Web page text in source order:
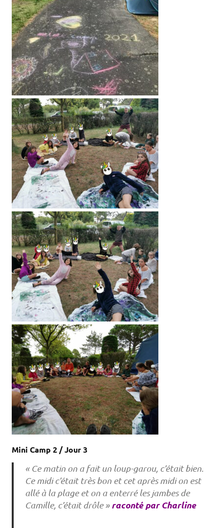
Mini Camp 2 / Jour 3
« Ce matin on a fait un loup-garou, c’était bien.
Ce midi c’était très bon et cet après midi on est
allé à la plage et on a enterré les jambes de
Camille, c’était drôle »raconté par Charline